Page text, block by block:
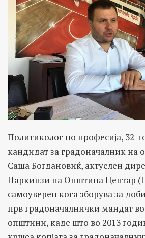
Политиколог по професија, 32-
кандидат за градоначалник на
Саша Богдановиќ, актуелен
Паркинзи на Општина Центар
самоуверен кога зборува за
прв градоначалнички мандат
општини, каде што во 2013